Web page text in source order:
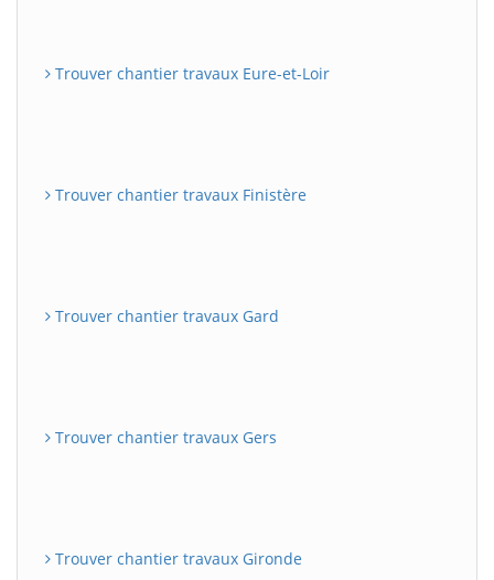
Trouver chantier travaux Eure-et-Loir
Trouver chantier travaux Finistère
Trouver chantier travaux Gard
Trouver chantier travaux Gers
Trouver chantier travaux Gironde